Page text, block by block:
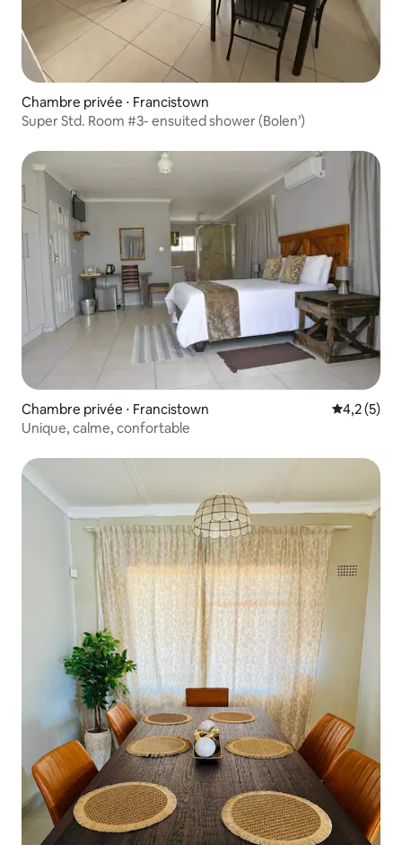
Chambre privée ⋅ Francistown
Super Std. Room #3- ensuited shower (Bolen’)
Chambre privée ⋅ Francistown Évaluation
4,2 (5)
Unique, calme, confortable